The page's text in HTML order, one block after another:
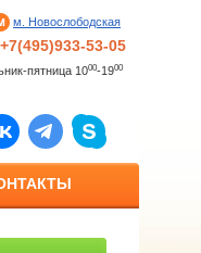
м. Новослободская
+7(495)933-53-05
пятница 1000-1900